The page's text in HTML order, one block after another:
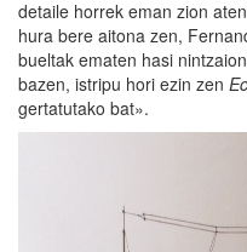
detaile horrek eman zion
hura bere aitona zen,
bueltak ematen hasi
bazen, istripu hori ezin zen
gertatutako bat».